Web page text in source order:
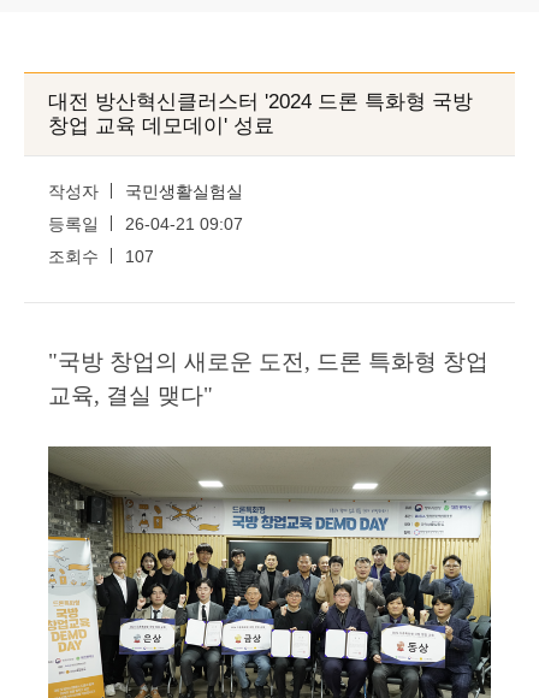
대전 방산혁신클러스터 '2024 드론 특화형 국방
창업 교육 데모데이' 성료
작성자
국민생활실험실
등록일
26-04-21 09:07
조회수
107
"국방 창업의 새로운 도전, 드론 특화형 창업
교육, 결실 맺다"